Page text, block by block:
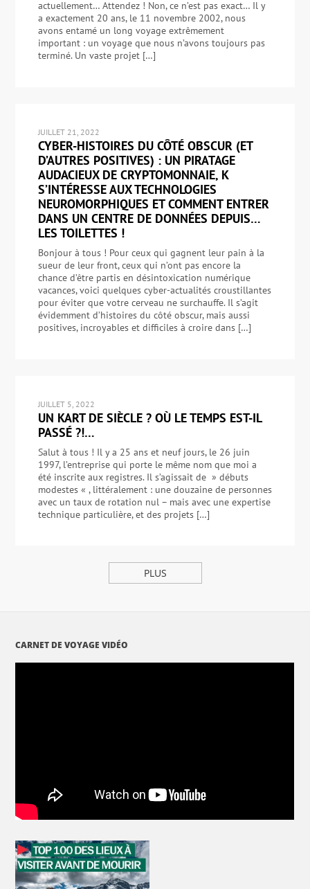
actuellement… Attendez ! Non, ce n’est pas exact… Il y
a exactement 20 ans, le 11 novembre 2002, nous
avons entamé un long voyage extrêmement
important : un voyage que nous n’avons toujours pas
terminé. Un vaste projet […]
JUILLET 21, 2022
CYBER-HISTOIRES DU CÔTÉ OBSCUR (ET
D’AUTRES POSITIVES) : UN PIRATAGE
AUDACIEUX DE CRYPTOMONNAIE, K
S’INTÉRESSE AUX TECHNOLOGIES
NEUROMORPHIQUES ET COMMENT ENTRER
DANS UN CENTRE DE DONNÉES DEPUIS…
LES TOILETTES !
Bonjour à tous ! Pour ceux qui gagnent leur pain à la
sueur de leur front, ceux qui n’ont pas encore la
chance d’être partis en désintoxication numérique
vacances, voici quelques cyber-actualités croustillantes
pour éviter que votre cerveau ne surchauffe. Il s’agit
évidemment d’histoires du côté obscur, mais aussi
positives, incroyables et difficiles à croire dans […]
JUILLET 5, 2022
UN KART DE SIÈCLE ? OÙ LE TEMPS EST-IL
PASSÉ ?!…
Salut à tous ! Il y a 25 ans et neuf jours, le 26 juin
1997, l’entreprise qui porte le même nom que moi a
été inscrite aux registres. Il s’agissait de » débuts
modestes « , littéralement : une douzaine de personnes
avec un taux de rotation nul – mais avec une expertise
technique particulière, et des projets […]
PLUS
CARNET DE VOYAGE VIDÉO